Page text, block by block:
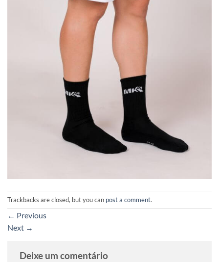
Trackbacks are closed, but you can post a comment.
← Previous
Next →
Deixe um comentário